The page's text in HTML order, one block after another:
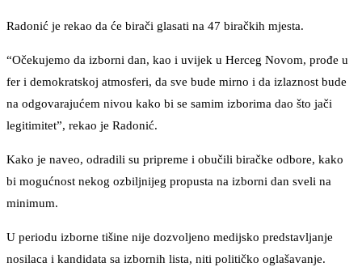
Radonić je rekao da će birači glasati na 47 biračkih mjesta.
“Očekujemo da izborni dan, kao i uvijek u Herceg Novom, prođe u
fer i demokratskoj atmosferi, da sve bude mirno i da izlaznost bude
na odgovarajućem nivou kako bi se samim izborima dao što jači
legitimitet”, rekao je Radonić.
Kako je naveo, odradili su pripreme i obučili biračke odbore, kako
bi mogućnost nekog ozbiljnijeg propusta na izborni dan sveli na
minimum.
U periodu izborne tišine nije dozvoljeno medijsko predstavljanje
nosilaca i kandidata sa izbornih lista, niti političko oglašavanje.